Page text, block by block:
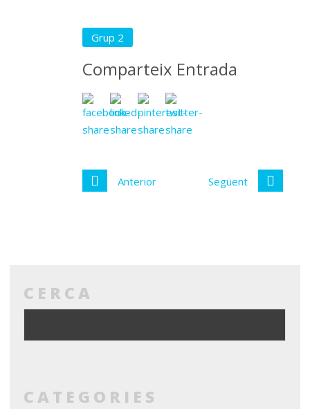
Grup 2
Comparteix Entrada
Anterior Següent
CERCA
CATEGORIES